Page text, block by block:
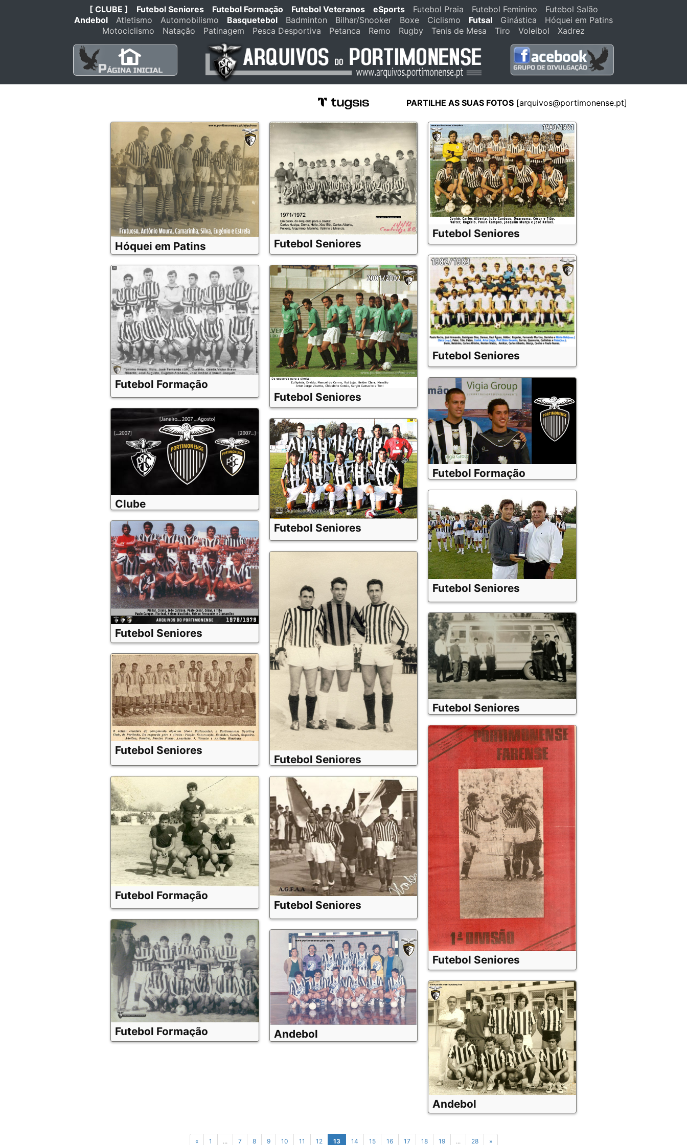
[ CLUBE ] Futebol Seniores Futebol Formação Futebol Veteranos eSports Futebol Praia Futebol Feminino
Futebol Salão
Andebol
Atletismo Automobilismo Basquetebol Badminton Bilhar/Snooker Boxe Ciclismo Futsal Ginástica
Hóquei em Patins
Motociclismo
Natação Patinagem Pesca Desportiva Petanca Remo Rugby Tenis de Mesa Tiro Voleibol Xadrez
PARTILHE AS SUAS FOTOS [arquivos@portimonense.pt]
Hóquei em Patins Futebol Seniores
Futebol Seniores
Futebol Seniores
Futebol Formação
Futebol Seniores
Futebol Formação
Clube
Futebol Seniores
Futebol Seniores
Futebol Seniores
Futebol Seniores
Futebol Seniores
Futebol Seniores
Futebol Seniores
Futebol Formação
Futebol Seniores
Futebol Formação Andebol
Andebol
« 1 ... 7 8 9 10 11 12 13 14 15 16 17 18 19 ... 28 »